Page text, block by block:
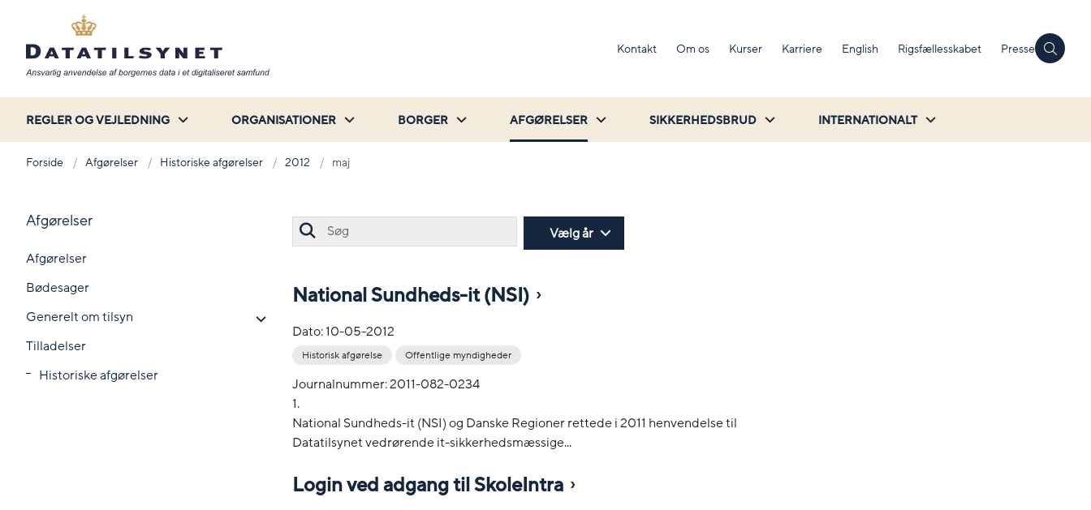
Kontakt Om os Kurser Karriere English Rigsfællesskabet Presse
REGLER OG VEJLEDNING ORGANISATIONER BORGER AFGØRELSER SIKKERHEDSBRUD INTERNATIONALT
Forside Afgørelser Historiske afgørelser 2012 maj
Afgørelser
Afgørelser
Bødesager
Generelt om tilsyn
Tilladelser
Historiske afgørelser
Vælg år
National Sundheds-it (NSI)
Dato:10-05-2012
Historisk afgørelse Offentlige myndigheder
Journalnummer: 2011-082-0234
1.
National Sundheds-it (NSI) og Danske Regioner rettede i 2011 henvendelse til
Datatilsynet vedrørende it-sikkerhedsmæssige...
Login ved adgang til SkoleIntra